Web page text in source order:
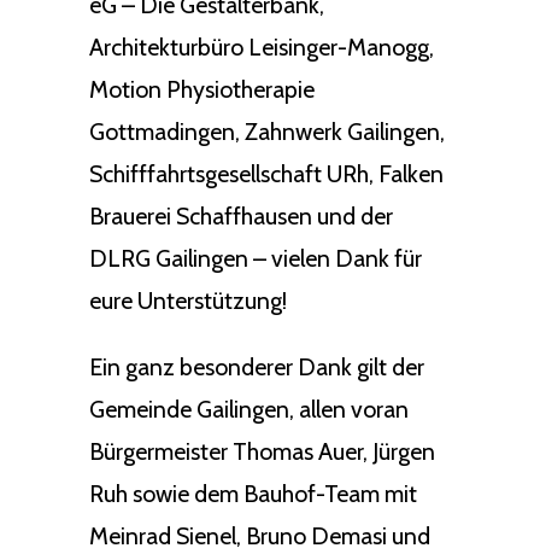
Architekturbüro Leisinger-Manogg,
Motion Physiotherapie
Gottmadingen, Zahnwerk Gailingen,
Schifffahrtsgesellschaft URh, Falken
Brauerei Schaffhausen und der
DLRG Gailingen – vielen Dank für
eure Unterstützung!
Ein ganz besonderer Dank gilt der
Gemeinde Gailingen, allen voran
Bürgermeister Thomas Auer, Jürgen
Ruh sowie dem Bauhof-Team mit
Meinrad Sienel, Bruno Demasi und